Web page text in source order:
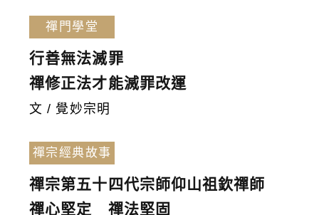
禪門學堂
行善無法滅罪
禪修正法才能滅罪改運
文 / 覺妙宗明
禪宗經典故事
禪宗第五十四代宗師仰山祖欽禪師
禪心堅定 禪法堅固